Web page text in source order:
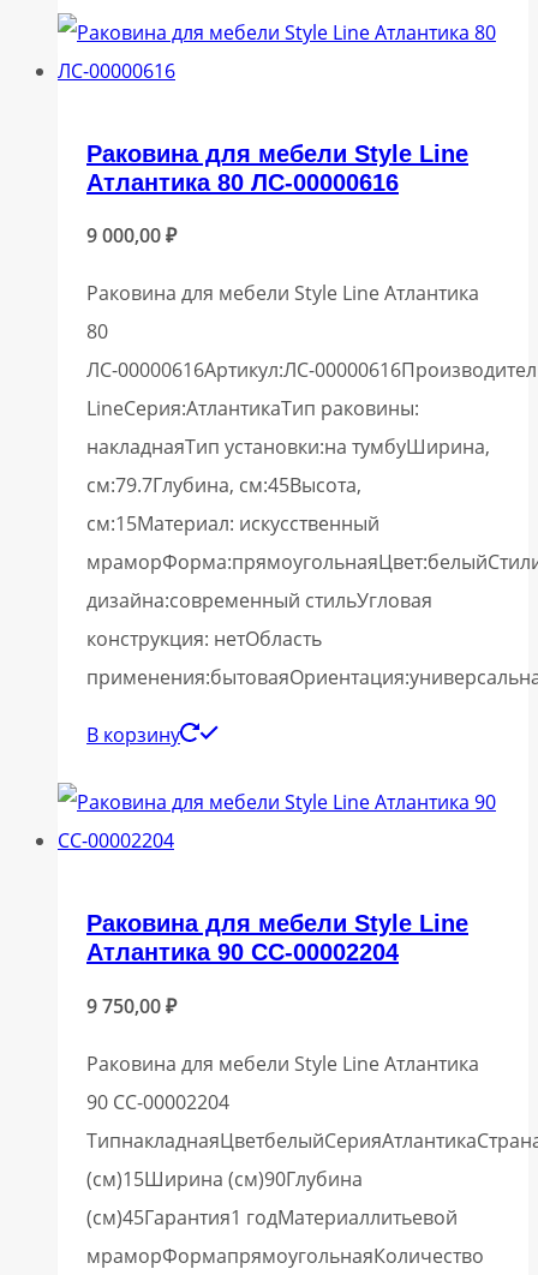
Раковина для мебели Style Line
Атлантика 80 ЛС-00000616
9 000,00₽
Раковина для мебели Style Line Атлантика
80
ЛС-00000616Артикул:ЛС-
LineСерия:АтлантикаТип раковины:
накладнаяТип установки:на тумбуШирина,
см:79.7Глубина, см:45Высота,
см:15Материал: искусственный
дизайна:современный стильУгловая
конструкция: нетОбласть
В корзину
Раковина для мебели Style Line
Атлантика 90 СС-00002204
9 750,00₽
Раковина для мебели Style Line Атлантика
90 СС-00002204
(см)15Ширина (см)90Глубина
(см)45Гарантия1 годМатериаллитьевой
мраморФормапрямоугольнаяКоличество